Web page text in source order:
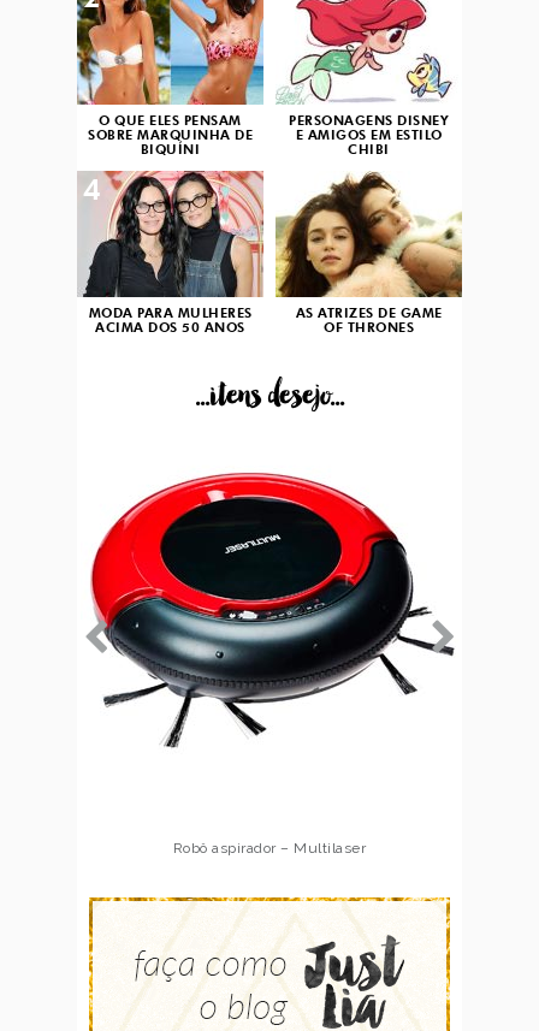
O QUE ELES PENSAM
SOBRE MARQUINHA DE
BIQUÍNI
PERSONAGENS DISNEY
E AMIGOS EM ESTILO
CHIBI
MODA PARA MULHERES
ACIMA DOS 50 ANOS
4
AS ATRIZES DE GAME
OF THRONES
...itens desejo...
Robô aspirador – Multilaser